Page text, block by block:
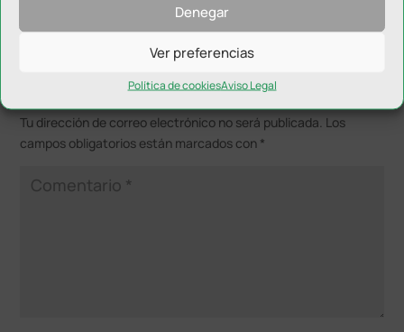
Denegar
Ver preferencias
Política de cookiesAviso Legal
Enviar comentario
Tu dirección de correo electrónico no será publicada. Los
campos obligatorios están marcados con *